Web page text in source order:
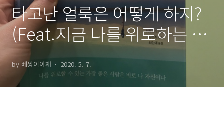
타고난 얼룩은 어떻게 하지?
(Feat.지금 나를 위로하는 중
입니다)
by 베짱이아재 2020. 5. 7.